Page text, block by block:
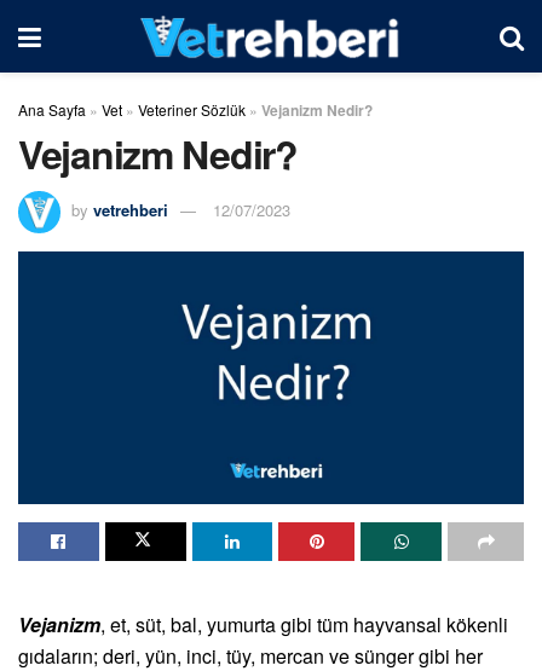
Ana Sayfa » Vet » Veteriner Sözlük » Vejanizm Nedir?
Vejanizm Nedir?
by vetrehberi 12/07/2023
Vejanizm, et, süt, bal, yumurta gibi tüm hayvansal kökenli
gıdaların; deri, yün, inci, tüy, mercan ve sünger gibi her